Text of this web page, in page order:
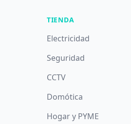
TIENDA
Electricidad
Seguridad
CCTV
Domótica
Hogar y PYME